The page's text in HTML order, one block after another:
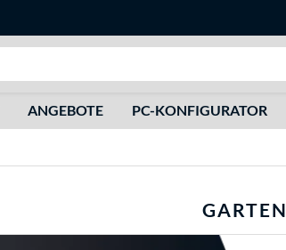
ANGEBOTE PC-KONFIGURATOR
GARTEN